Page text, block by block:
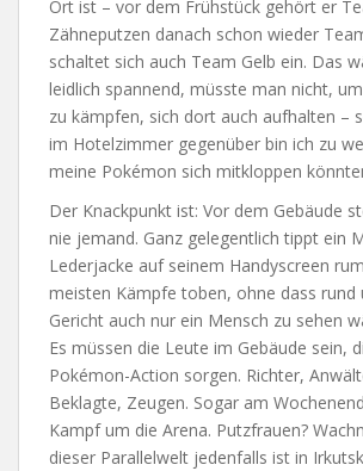
Ort ist – vor dem Frühstück gehört er
Zähneputzen danach schon wieder
schaltet sich auch Team Gelb ein. Das
leidlich spannend, müsste man nicht,
zu kämpfen, sich dort auch aufhalten –
im Hotelzimmer gegenüber bin ich zu
meine Pokémon sich mitkloppen
Der Knackpunkt ist: Vor dem Gebäude
nie jemand. Ganz gelegentlich tippt ein
Lederjacke auf seinem Handyscreen
meisten Kämpfe toben, ohne dass rund
Gericht auch nur ein Mensch zu sehen
Es müssen die Leute im Gebäude sein,
Pokémon-Action sorgen. Richter,
Beklagte, Zeugen. Sogar am
Kampf um die Arena. Putzfrauen?
dieser Parallelwelt jedenfalls ist in